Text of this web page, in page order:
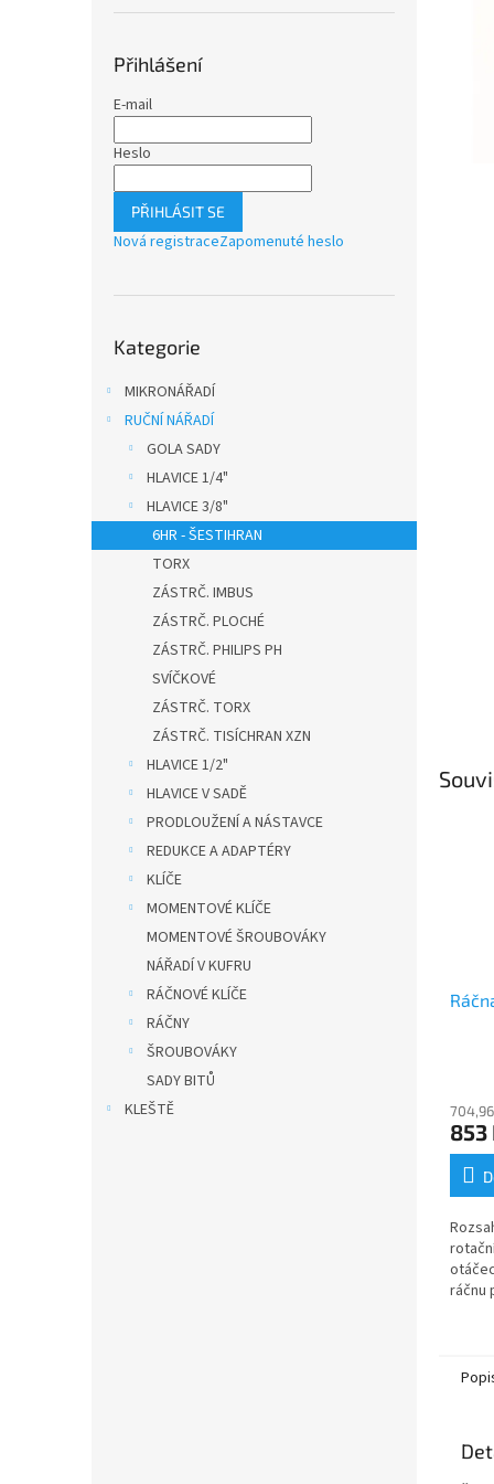
Přihlášení
E-mail
Heslo
PŘIHLÁSIT SE
Nová registraceZapomenuté heslo
kategorie
Kategorie
MIKRONÁŘADÍ
RUČNÍ NÁŘADÍ
GOLA SADY
HLAVICE 1/4"
HLAVICE 3/8"
6HR - ŠESTIHRAN
TORX
ZÁSTRČ. IMBUS
ZÁSTRČ. PLOCHÉ
ZÁSTRČ. PHILIPS PH
SVÍČKOVÉ
ZÁSTRČ. TORX
ZÁSTRČ. TISÍCHRAN XZN
HLAVICE 1/2"
HLAVICE V SADĚ
PRODLOUŽENÍ A NÁSTAVCE
REDUKCE A ADAPTÉRY
KLÍČE
MOMENTOVÉ KLÍČE
MOMENTOVÉ ŠROUBOVÁKY
NÁŘADÍ V KUFRU
RÁČNOVÉ KLÍČE
RÁČNY
ŠROUBOVÁKY
SADY BITŮ
KLEŠTĚ
853
ráčnu